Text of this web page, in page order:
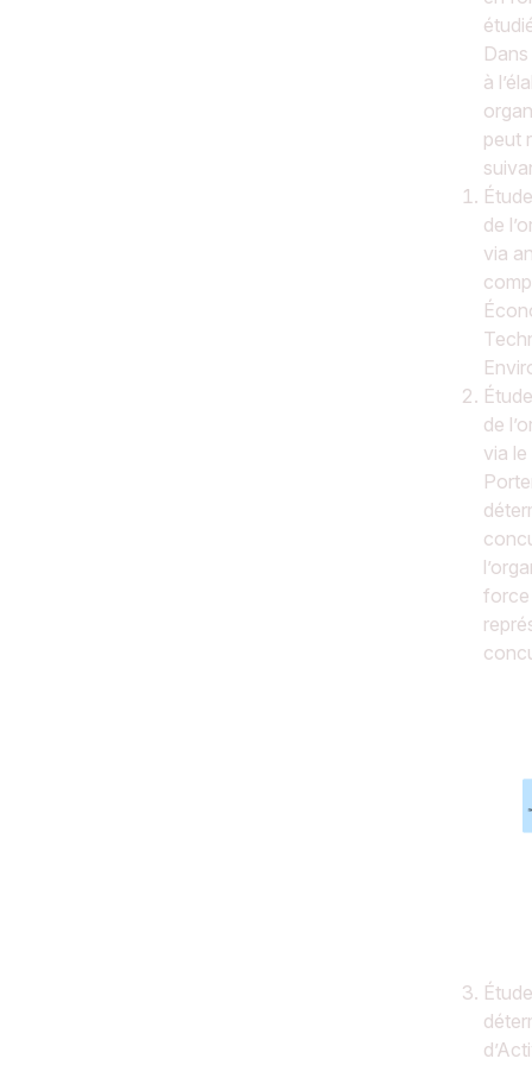
à
peut
de
via
de
via
force